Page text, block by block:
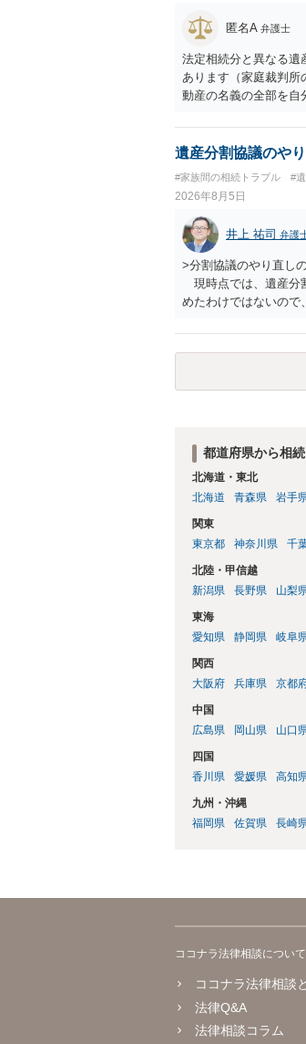
匿名A 弁護士
法定相続分と異なる遺
あります（家庭裁判所
動産の名義の全部を自
未成年者を今後養育す
ができるというわけで
遺産分割協議のや
#家族間の相続トラブル #
2026年8月5日
井上 祐司 弁護
>分割協議のやり直し
現時点では、遺産分
めたわけではないの
りますが、 ・伯母様
益が誰にあったかの立
それほど高くない（
都道府県から相
北海道・東北
北海道
青森県 岩手
関東
東京都
神奈川県 千
北陸・甲信越
新潟県
長野県 山梨
東海
愛知県
静岡県 岐阜
関西
大阪府
兵庫県 京都
中国
広島県
岡山県 山口
四国
香川県
愛媛県 高知
九州・沖縄
福岡県
佐賀県 長崎
ココナラ法律相談について
ココナラ法律相談
法律Q&A
法律相談コラム